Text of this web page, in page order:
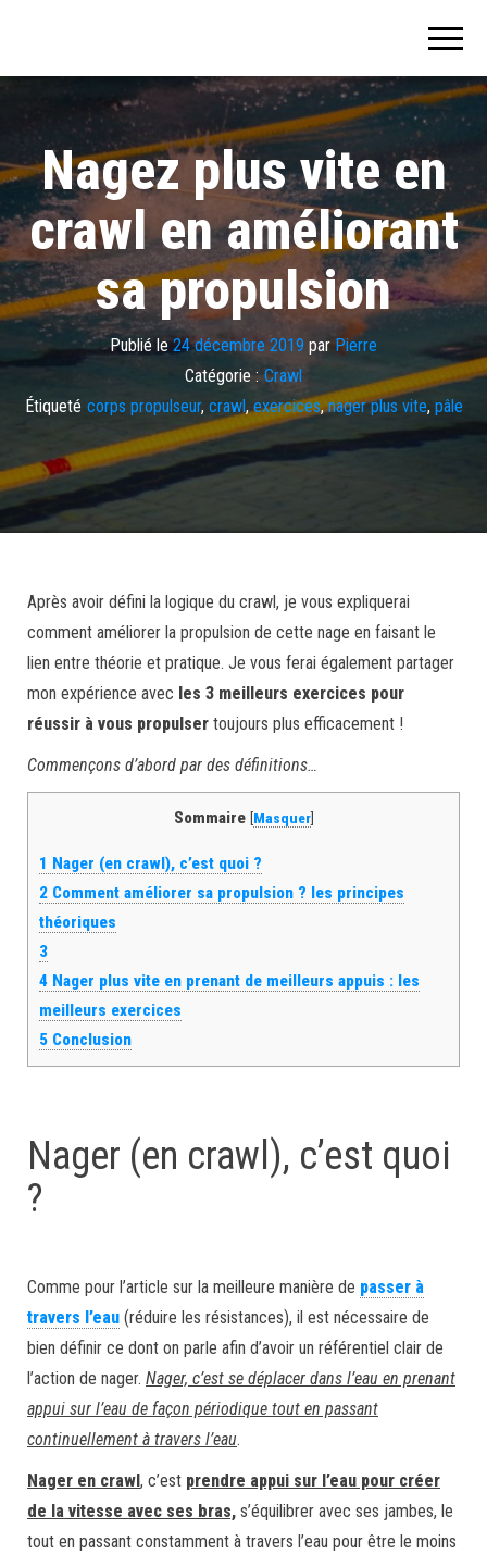
GLISSE) avec
la méthode
SENSORIELLE
Nagez plus vite en
crawl en améliorant
sa propulsion
Publié le24 décembre 2019 par Pierre
Catégorie : Crawl
Étiqueté corps propulseur, crawl,exercices,nager plus vite, pâle
Après avoir défini la logique du crawl, je vous expliquerai
comment améliorer la propulsion de cette nage en faisant le
lien entre théorie et pratique. Je vous ferai également partager
mon expérience avec les 3 meilleurs exercices pour
réussir à vous propulser toujours plus efficacement !
Commençons d’abord par des définitions…
Sommaire [Masquer]
1 Nager (en crawl), c’est quoi ?
2 Comment améliorer sa propulsion ? les principes
théoriques
3
4 Nager plus vite en prenant de meilleurs appuis : les
meilleurs exercices
5 Conclusion
Nager (en crawl), c’est quoi
?
Comme pour l’article sur la meilleure manière de passer à
travers l’eau (réduire les résistances), il est nécessaire de
bien définir ce dont on parle afin d’avoir un référentiel clair de
l’action de nager. Nager, c’est se déplacer dans l’eau en prenant
appui sur l’eau de façon périodique tout en passant
continuellement à travers l’eau.
Nager en crawl , c’est prendre appui sur l’eau pour créer
de la vitesse avec ses bras, s’équilibrer avec ses jambes, le
tout en passant constamment à travers l’eau pour être le moins